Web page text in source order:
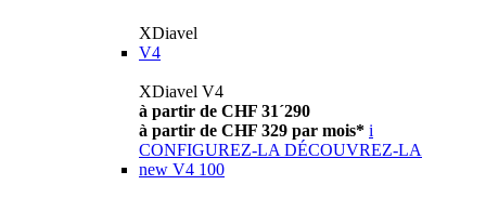
XDiavel
V4
XDiavel V4
à partir de CHF 31´290
à partir de CHF 329 par mois* i
CONFIGUREZ-LA DÉCOUVREZ-LA
new V4 100